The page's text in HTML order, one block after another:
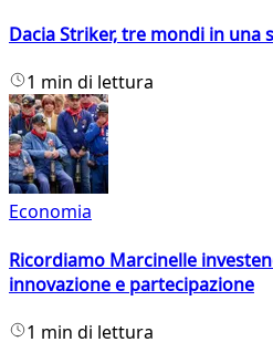
Dacia Striker, tre mondi in una
1 min di lettura
Economia
Ricordiamo Marcinelle
innovazione e partecipazione
1 min di lettura